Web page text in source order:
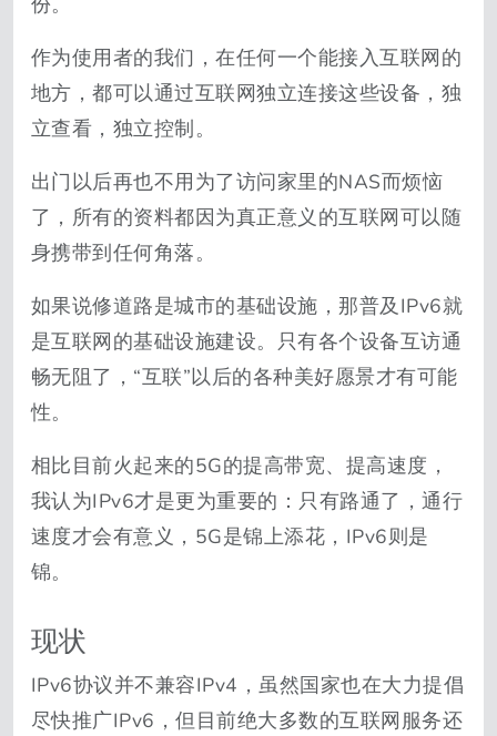
作为使用者的我们，在任何一个能接入互联网的
地方，都可以通过互联网独立连接这些设备，独
立查看，独立控制。
出门以后再也不用为了访问家里的NAS而烦恼
了，所有的资料都因为真正意义的互联网可以随
身携带到任何角落。
如果说修道路是城市的基础设施，那普及IPv6就
是互联网的基础设施建设。只有各个设备互访通
畅无阻了，“互联”以后的各种美好愿景才有可能
性。
相比目前火起来的5G的提高带宽、提高速度，
我认为IPv6才是更为重要的：只有路通了，通行
速度才会有意义，5G是锦上添花，IPv6则是
锦。
现状
IPv6协议并不兼容IPv4，虽然国家也在大力提倡
尽快推广IPv6，但目前绝大多数的互联网服务还